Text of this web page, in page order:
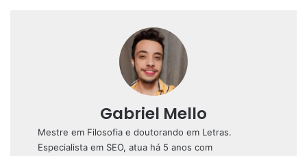
Gabriel Mello
Mestre em Filosofia e doutorando em Letras.
Especialista em SEO, atua há 5 anos com